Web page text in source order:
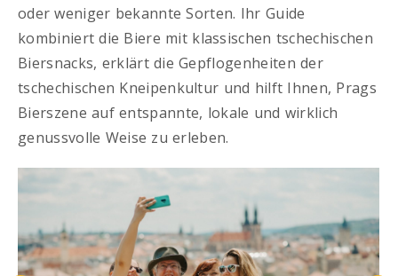
oder weniger bekannte Sorten. Ihr Guide
kombiniert die Biere mit klassischen tschechischen
Biersnacks, erklärt die Gepflogenheiten der
tschechischen Kneipenkultur und hilft Ihnen, Prags
Bierszene auf entspannte, lokale und wirklich
genussvolle Weise zu erleben.